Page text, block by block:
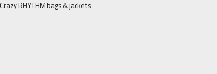
Перейти
Crazy RHYTHM bags & jackets